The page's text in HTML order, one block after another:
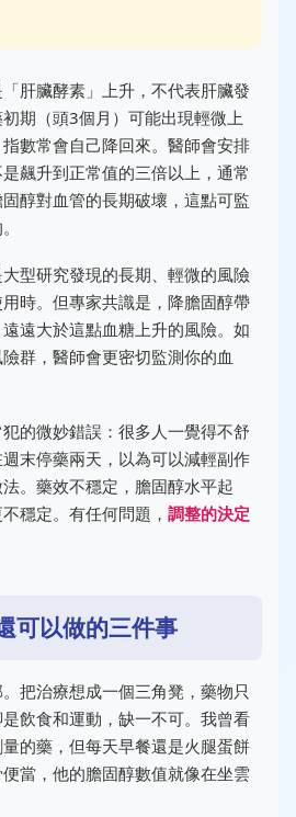
肝臟酵素」上升，不代表肝臟發
期（頭3個月）可能出現輕微上
數常會自己降回來。醫師會安排
飆升到正常值的三倍以上，通常
醇對血管的長期破壞，這點可監
型研究發現的長期、輕微的風險
時。但專家共識是，降膽固醇帶
遠大於這點血糖上升的風險。如
群，醫師會更密切監測你的血
的微妙錯誤：很多人一覺得不舒
末停藥兩天，以為可以減輕副作
。藥效不穩定，膽固醇水平起
穩定。有任何問題， 調整的決定
可以做的三件事
把治療想成一個三角凳，藥物只
飲食和運動，缺一不可。我曾看
的藥，但每天早餐還是火腿蛋餅
當，他的膽固醇數值就像在坐雲